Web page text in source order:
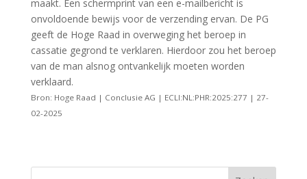
maakt. Een schermprint van een e-mailbericht is
onvoldoende bewijs voor de verzending ervan. De PG
geeft de Hoge Raad in overweging het beroep in
cassatie gegrond te verklaren. Hierdoor zou het beroep
van de man alsnog ontvankelijk moeten worden
verklaard.
Bron: Hoge Raad | Conclusie AG | ECLI:NL:PHR:2025:277 | 27-
02-2025